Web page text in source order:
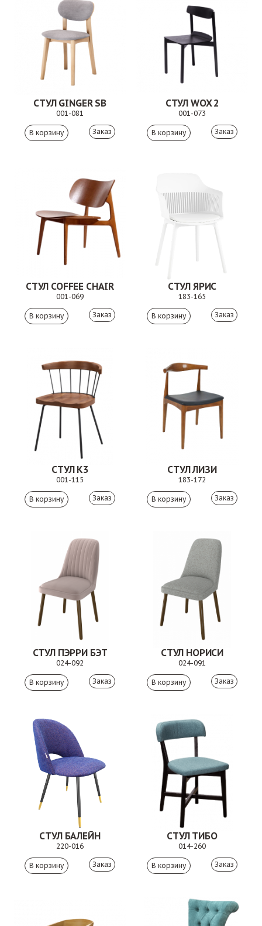
СТУЛ GINGER SB
001-081
Заказ
СТУЛ WOX 2
001-073
Заказ
СТУЛ COFFEE CHAIR
001-069
Заказ
СТУЛ ЯРИС
183-165
Заказ
СТУЛ К3
001-115
Заказ
СТУЛ ЛИЗИ
183-172
Заказ
СТУЛ ПЭРРИ БЭТ
024-092
Заказ
СТУЛ НОРИСИ
024-091
Заказ
СТУЛ БАЛЕЙН
220-016
Заказ
СТУЛ ТИБО
014-260
Заказ